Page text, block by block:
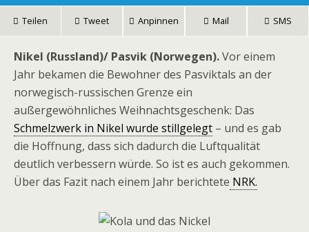
Teilen Tweet Anpinnen Mail SMS
Nikel (Russland)/ Pasvik (Norwegen).Vor einem
Jahr bekamen die Bewohner des Pasviktals an der
norwegisch-russischen Grenze ein
außergewöhnliches Weihnachtsgeschenk: Das
Schmelzwerk in Nikel wurde stillgelegt – und es gab
die Hoffnung, dass sich dadurch die Luftqualität
deutlich verbessern würde. So ist es auch gekommen.
Über das Fazit nach einem Jahr berichtete NRK.